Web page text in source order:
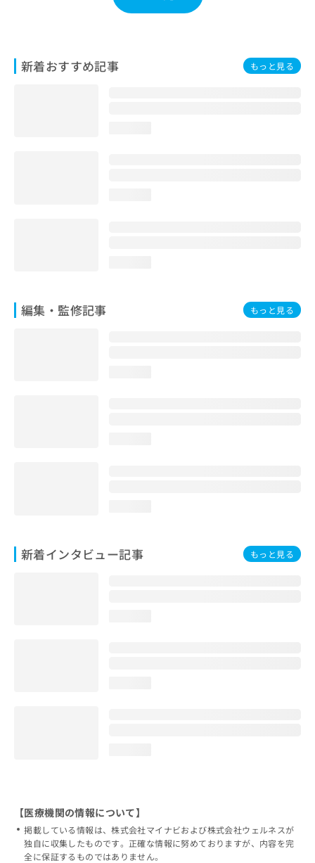
新着おすすめ記事 もっと見る
編集・監修記事 もっと見る
新着インタビュー記事 もっと見る
わ
【医療機関の情報について】
掲載している情報は、株式会社マイナビおよび株式会社ウェルネスが
独自に収集したものです。正確な情報に努めておりますが、内容を完
全に保証するものではありません。